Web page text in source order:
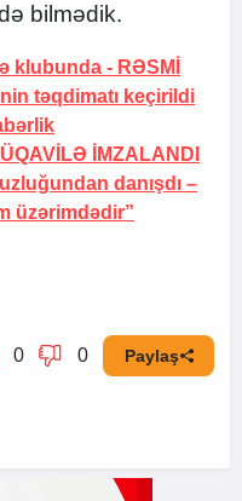
bilmədik.
klubunda - RƏSMİ
təqdimatı keçirildi
İMZALANDI
danışdı –
üzərimdədir”
0 0 Paylaş